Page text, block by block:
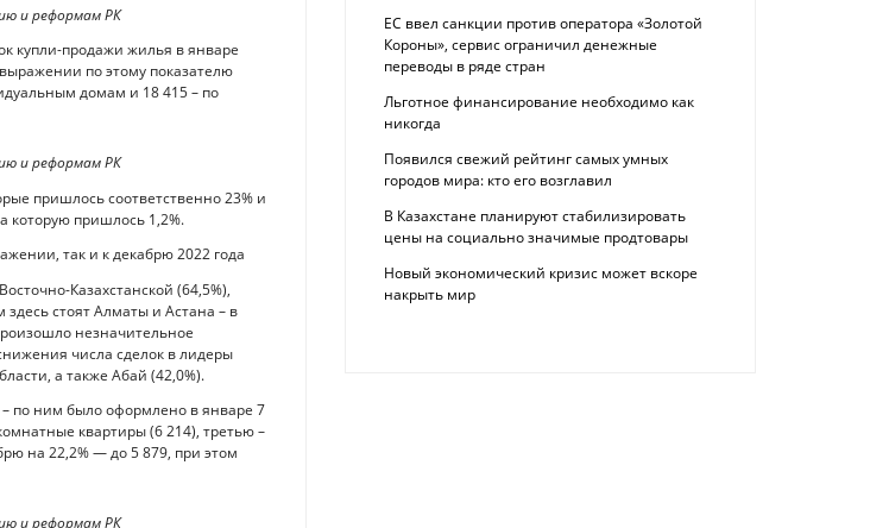
и реформам РК
купли-продажи жилья в январе
по этому показателю
домам и 18 415 – по
и реформам РК
пришлось соответственно 23% и
которую пришлось 1,2%.
так и к декабрю 2022 года
Казахстанской (64,5%),
стоят Алматы и Астана – в
незначительное
числа сделок в лидеры
а также Абай (42,0%).
по ним было оформлено в январе 7
квартиры (6 214), третью –
на 22,2% — до 5 879, при этом
и реформам РК
ЕС ввел санкции против оператора «Золотой
Короны», сервис ограничил денежные
переводы в ряде стран
Льготное финансирование необходимо как
никогда
Появился свежий рейтинг самых умных
городов мира: кто его возглавил
В Казахстане планируют стабилизировать
цены на социально значимые продтовары
Новый экономический кризис может вскоре
накрыть мир